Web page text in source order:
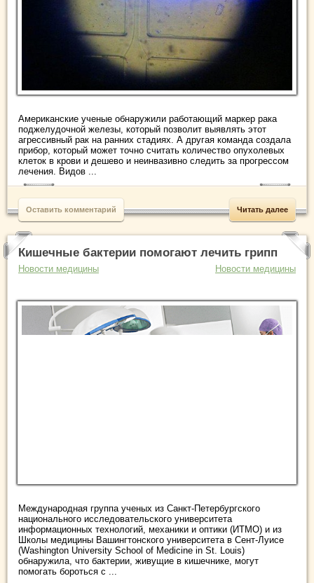
Американские ученые обнаружили работающий маркер рака
поджелудочной железы, который позволит выявлять этот
агрессивный рак на ранних стадиях. А другая команда создала
прибор, который может точно считать количество опухолевых
клеток в крови и дешево и неинвазивно следить за прогрессом
лечения. Видов ...
Читать далее
Оставить комментарий
Кишечные бактерии помогают лечить грипп
Новости медицины Новости медицины
Международная группа ученых из Санкт-Петербургского
национального исследовательского университета
информационных технологий, механики и оптики (ИТМО) и из
Школы медицины Вашингтонского университета в Сент-Луисе
(Washington University School of Medicine in St. Louis)
обнаружила, что бактерии, живущие в кишечнике, могут
помогать бороться с ...